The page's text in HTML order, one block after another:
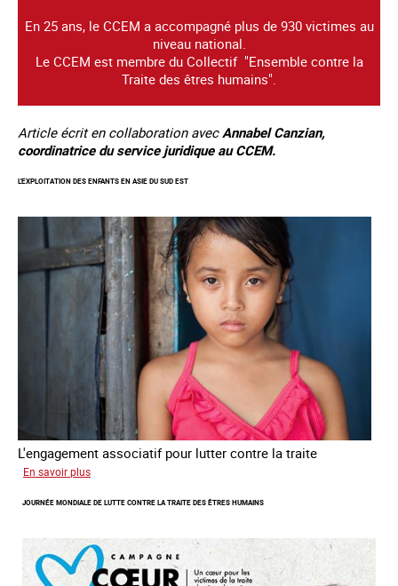
En 25 ans, le CCEM a accompagné plus de 930 victimes au
niveau national.
Le CCEM est membre du Collectif "Ensemble contre la
Traite des êtres humains".
Article écrit en collaboration avec Annabel Canzian,
coordinatrice du service juridique au CCEM.
L'EXPLOITATION DES ENFANTS EN ASIE DU SUD EST
L'engagement associatif pour lutter contre la traite
En savoir plus
des
en
Asie
du
JOURNÉE MONDIALE DE LUTTE CONTRE LA TRAITE DES ÊTRES HUMAINS